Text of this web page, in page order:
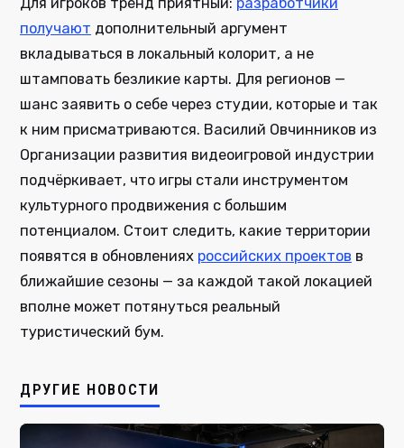
получают дополнительный аргумент
вкладываться в локальный колорит, а не
штамповать безликие карты. Для регионов —
шанс заявить о себе через студии, которые и так
к ним присматриваются. Василий Овчинников из
Организации развития видеоигровой индустрии
подчёркивает, что игры стали инструментом
культурного продвижения с большим
потенциалом. Стоит следить, какие территории
появятся в обновлениях российских проектов в
ближайшие сезоны — за каждой такой локацией
вполне может потянуться реальный
туристический бум.
ДРУГИЕ НОВОСТИ